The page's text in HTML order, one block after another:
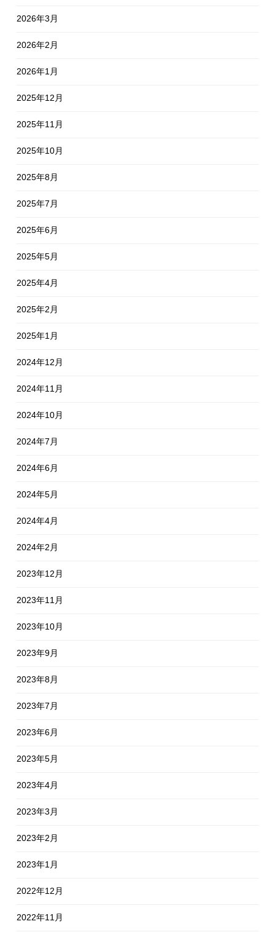
2026年3月
2026年2月
2026年1月
2025年12月
2025年11月
2025年10月
2025年8月
2025年7月
2025年6月
2025年5月
2025年4月
2025年2月
2025年1月
2024年12月
2024年11月
2024年10月
2024年7月
2024年6月
2024年5月
2024年4月
2024年2月
2023年12月
2023年11月
2023年10月
2023年9月
2023年8月
2023年7月
2023年6月
2023年5月
2023年4月
2023年3月
2023年2月
2023年1月
2022年12月
2022年11月